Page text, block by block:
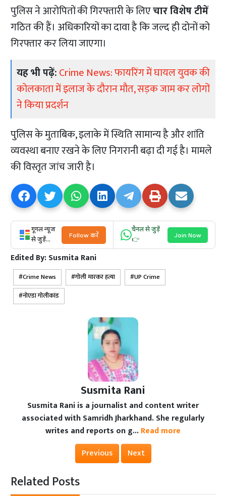
पुलिस ने आरोपितों की गिरफ्तारी के लिएचार विशेष टीमें
गठित की हैं। अधिकारियों का दावा है कि जल्द ही दोनों को
गिरफ्तार कर लिया जाएगा।
यह भी पढ़ें:Crime News: फायरिंग में घायल युवक की
कोलकाता में इलाज के दौरान मौत, सड़क जाम कर लोगों
ने किया प्रदर्शन
पुलिस के मुताबिक, इलाके में स्थिति सामान्य है और शांति
व्यवस्था बनाए रखने के लिए निगरानी बढ़ा दी गई है। मामले
की विस्तृत जांच जारी है।
गूगल न्यूज
से जुड़ें...
Follow करें
चैनल से जुड़ें
👉
Join Now
Edited By:Susmita Rani
Crime News गोली मारकर हत्या
UP Crime
नोएडा गोलीकांड
Susmita Rani
Susmita Rani is a journalist and content writer
associated with Samridh Jharkhand. She regularly
writes and reports on g...Read more
Previous
Next
Related Posts